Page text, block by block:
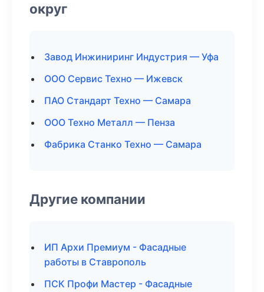
округ
Завод Инжиниринг Индустрия — Уфа
ООО Сервис Техно — Ижевск
ПАО Стандарт Техно — Самара
ООО Техно Металл — Пенза
Фабрика Станко Техно — Самара
Другие компании
ИП Архи Премиум - Фасадные
работы в Ставрополь
ПСК Профи Мастер - Фасадные